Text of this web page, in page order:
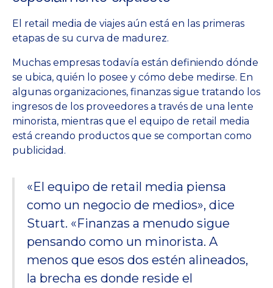
El retail media de viajes aún está en las primeras
etapas de su curva de madurez.
Muchas empresas todavía están definiendo dónde
se ubica, quién lo posee y cómo debe medirse. En
algunas organizaciones, finanzas sigue tratando los
ingresos de los proveedores a través de una lente
minorista, mientras que el equipo de retail media
está creando productos que se comportan como
publicidad.
«El equipo de retail media piensa
como un negocio de medios», dice
Stuart. «Finanzas a menudo sigue
pensando como un minorista. A
menos que esos dos estén alineados,
la brecha es donde reside el